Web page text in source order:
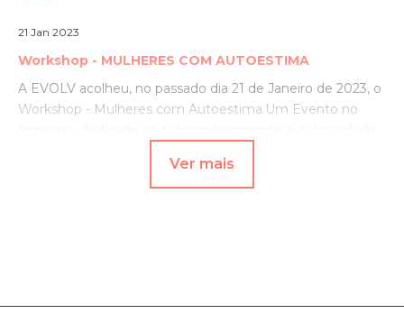
21 Jan 2023
Workshop - MULHERES COM AUTOESTIMA
A EVOLV acolheu, no passado dia 21 de Janeiro de 2023, o
Workshop - Mulheres com Autoestima.Um Evento no
Ver mais